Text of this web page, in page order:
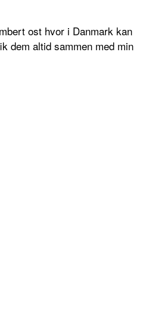
ost hvor i Danmark kan
dem altid sammen med min